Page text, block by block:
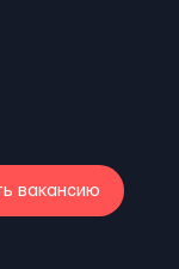
вакансию